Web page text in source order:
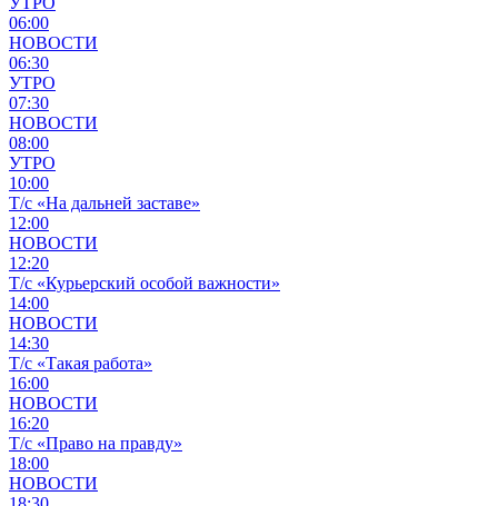
06:00
НОВОСТИ
06:30
УТРО
07:30
НОВОСТИ
08:00
УТРО
10:00
Т/с «На дальней заставе»
12:00
НОВОСТИ
12:20
Т/с «Курьерский особой важности»
14:00
НОВОСТИ
14:30
Т/с «Такая работа»
16:00
НОВОСТИ
16:20
Т/с «Право на правду»
18:00
НОВОСТИ